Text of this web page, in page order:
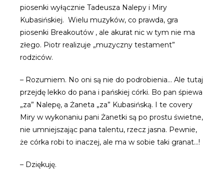
piosenki wyłącznie Tadeusza Nalepy i Miry
Kubasińskiej. Wielu muzyków, co prawda, gra
piosenki Breakoutów , ale akurat nic w tym nie ma
złego. Piotr realizuje „muzyczny testament”
rodziców.
– Rozumiem. No oni są nie do podrobienia… Ale tutaj
przejdę lekko do pana i pańskiej córki. Bo pan śpiewa
„za” Nalepę, a Żaneta „za” Kubasińską. I te covery
Miry w wykonaniu pani Żanetki są po prostu świetne,
nie umniejszając pana talentu, rzecz jasna. Pewnie,
że córka robi to inaczej, ale ma w sobie taki granat…!
– Dziękuję.